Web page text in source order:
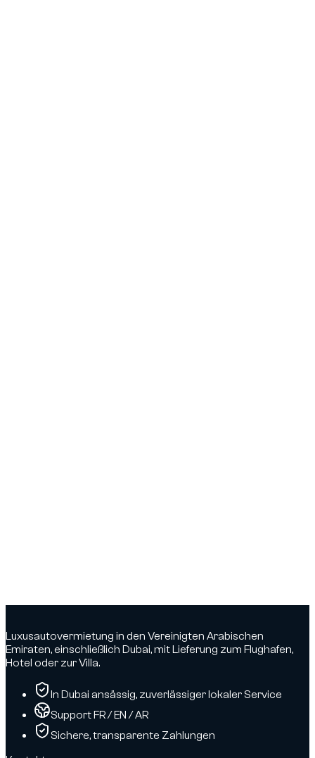
Luxusautovermietung in den Vereinigten Arabischen
Emiraten, einschließlich Dubai, mit Lieferung zum Flughafen,
Hotel oder zur Villa.
In Dubai ansässig, zuverlässiger lokaler Service
Support FR / EN / AR
Sichere, transparente Zahlungen